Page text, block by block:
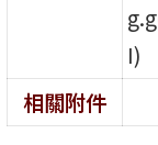
I)
相關附件